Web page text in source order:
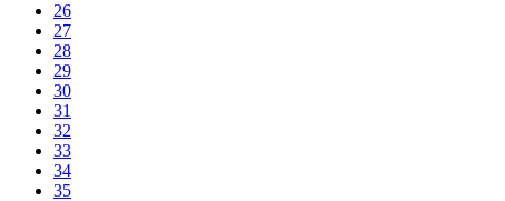
26
27
28
29
30
31
32
33
34
35